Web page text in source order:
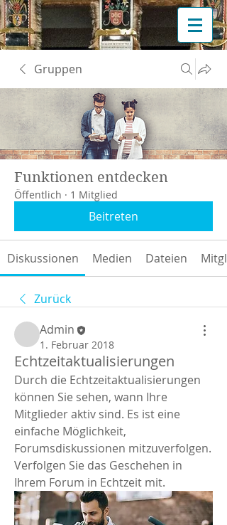
Gruppen
Funktionen entdecken
Öffentlich · 1 Mitglied
Beitreten
Diskussionen Medien Dateien
Zurück
Admin
1. Februar 2018
Echtzeitaktualisierungen
Durch die Echtzeitaktualisierungen
können Sie sehen, wann Ihre
Mitglieder aktiv sind. Es ist eine
einfache Möglichkeit,
Forumsdiskussionen mitzuverfolgen.
Verfolgen Sie das Geschehen in
Ihrem Forum in Echtzeit mit.